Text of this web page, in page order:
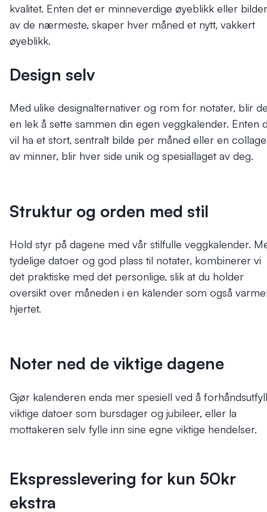
kvalitet. Enten det er minneverdige øyeblikk eller bilder
av de nærmeste, skaper hver måned et nytt, vakkert
øyeblikk.
Design selv
Med ulike designalternativer og rom for notater, blir
en lek å sette sammen din egen veggkalender. Enten
vil ha et stort, sentralt bilde per måned eller en collage
av minner, blir hver side unik og spesiallaget av deg.
Struktur og orden med stil
Hold styr på dagene med vår stilfulle veggkalender.
tydelige datoer og god plass til notater, kombinerer vi
det praktiske med det personlige, slik at du holder
oversikt over måneden i en kalender som også
hjertet.
Noter ned de viktige dagene
Gjør kalenderen enda mer spesiell ved å
viktige datoer som bursdager og jubileer, eller la
mottakeren selv fylle inn sine egne viktige hendelser.
Ekspresslevering for kun 50kr
ekstra